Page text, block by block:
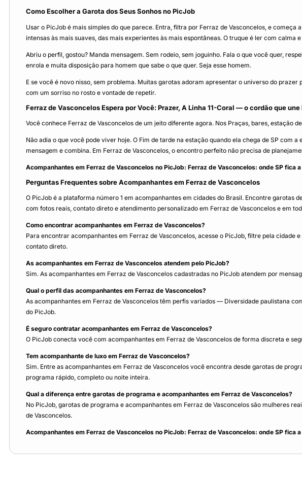
Como Escolher a Garota dos Seus Sonhos no PicJob
Usar o PicJob é mais simples do que parece. Entra, filtra por Ferraz de Vasconcelos, e
intensas às mais suaves, das mais experientes às mais espontâneas. O truque é ler com
Abriu o perfil, gostou? Manda mensagem. Sem rodeio, sem joguinho. Fala o que você quer,
enrola e muita disposição para homem que sabe o que quer. Seja esse homem.
E se você é novo nisso, sem problema. Muitas garotas adoram apresentar o universo do
com um sorriso no rosto e vontade de repetir.
Ferraz de Vasconcelos Espera por Você: Prazer, A Linha 11-Coral — o cordão que
Você conhece Ferraz de Vasconcelos de um jeito diferente agora. Nos Praças, bares, estação
Não adia o que você pode viver hoje. O Fim de tarde na estação quando ela chega de SP
mensagem e combina. Em Ferraz de Vasconcelos, o encontro perfeito não precisa de
Acompanhantes em Ferraz de Vasconcelos no PicJob: Ferraz de Vasconcelos: onde SP fica
Perguntas Frequentes sobre Acompanhantes em Ferraz de Vasconcelos
O PicJob é a plataforma número 1 em acompanhantes em cidades do Brasil. Encontre
com fotos reais, contato direto e atendimento personalizado em Ferraz de Vasconcelos e em
Como encontrar acompanhantes em Ferraz de Vasconcelos?
Para encontrar acompanhantes em Ferraz de Vasconcelos, acesse o PicJob, filtre pela
contato direto.
As acompanhantes em Ferraz de Vasconcelos atendem pelo PicJob?
Sim. As acompanhantes em Ferraz de Vasconcelos cadastradas no PicJob atendem por
Qual o perfil das acompanhantes em Ferraz de Vasconcelos?
As acompanhantes em Ferraz de Vasconcelos têm perfis variados — Diversidade paulistana
do PicJob.
É seguro contratar acompanhantes em Ferraz de Vasconcelos?
O PicJob conecta você com acompanhantes em Ferraz de Vasconcelos de forma discreta e
Tem acompanhante de luxo em Ferraz de Vasconcelos?
Sim. Entre as acompanhantes em Ferraz de Vasconcelos você encontra desde garotas de
programa rápido, completo ou noite inteira.
Qual a diferença entre garotas de programa e acompanhantes em Ferraz de Vasconcelos?
No PicJob, garotas de programa e acompanhantes em Ferraz de Vasconcelos são mulheres
de Vasconcelos.
Acompanhantes em Ferraz de Vasconcelos no PicJob: Ferraz de Vasconcelos: onde SP fica